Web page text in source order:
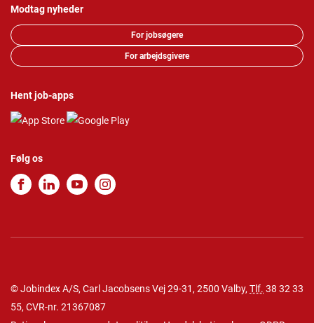
Modtag nyheder
For jobsøgere
For arbejdsgivere
Hent job-apps
Følg os
© Jobindex A/S, Carl Jacobsens Vej 29-31, 2500 Valby, Tlf. 38 32 33
55, CVR-nr. 21367087